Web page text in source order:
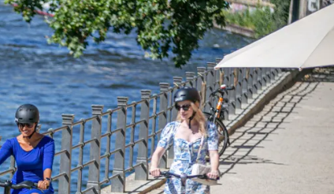
ES410 ES600P